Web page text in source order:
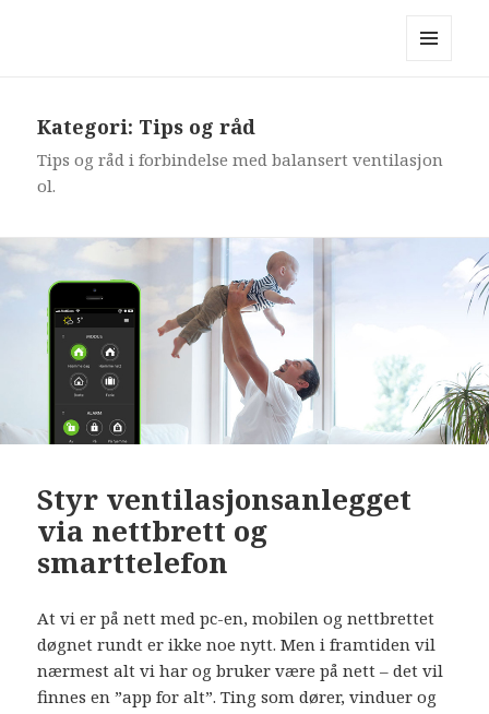
Kategori: Tips og råd
Tips og råd i forbindelse med balansert ventilasjon
ol.
Styr ventilasjonsanlegget
via nettbrett og
smarttelefon
At vi er på nett med pc-en, mobilen og nettbrettet
døgnet rundt er ikke noe nytt. Men i framtiden vil
nærmest alt vi har og bruker være på nett – det vil
finnes en ”app for alt”. Ting som dører, vinduer og